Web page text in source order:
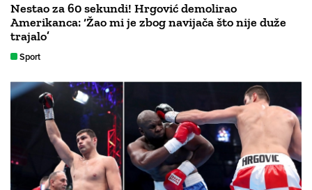
Nestao za 60 sekundi! Hrgović demolirao
Amerikanca: ‘Žao mi je zbog navijača što nije duže
trajalo’
Sport